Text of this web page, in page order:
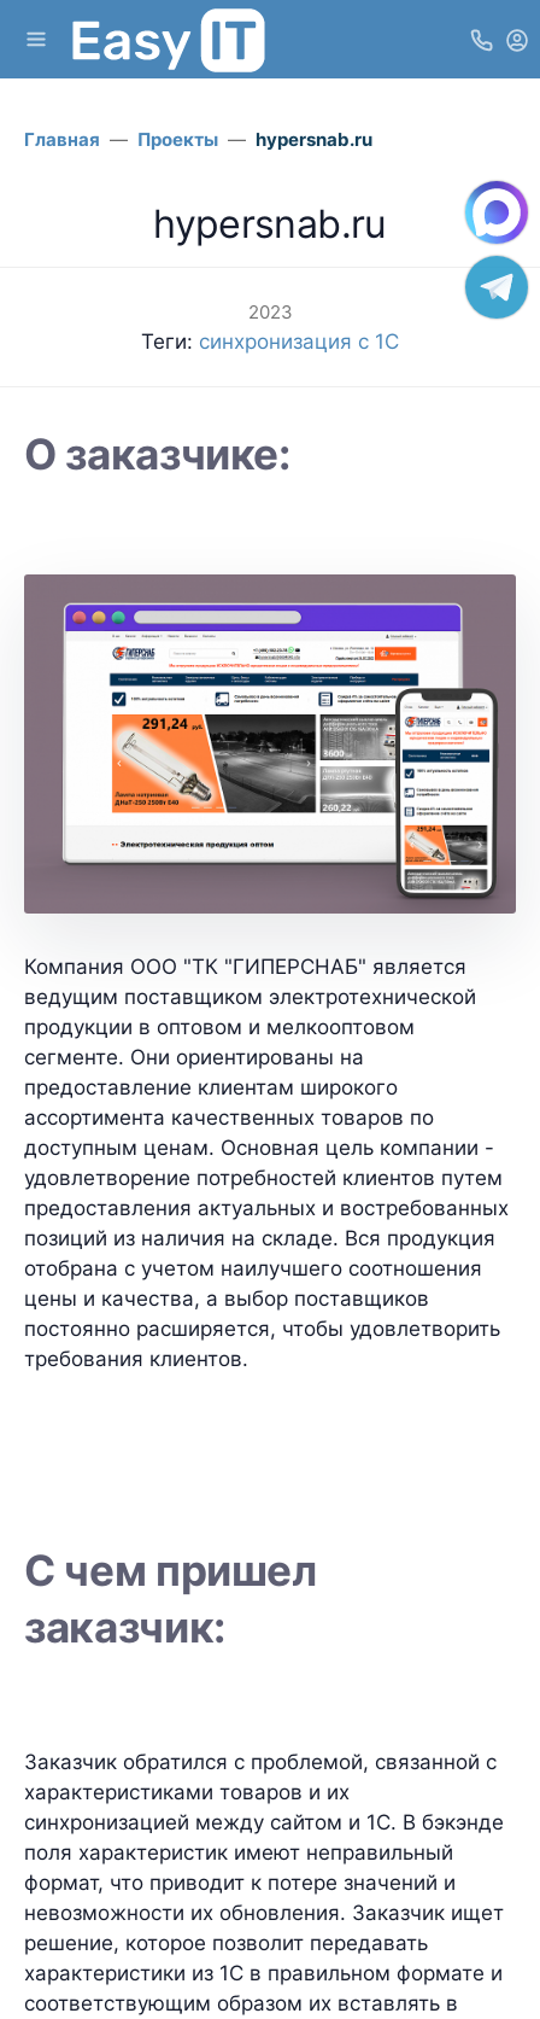
Главная Проекты hypersnab.ru
hypersnab.ru
2023
Теги: синхронизация с 1С
О заказчике:
Компания ООО "ТК "ГИПЕРСНАБ" является
ведущим поставщиком электротехнической
продукции в оптовом и мелкооптовом
сегменте. Они ориентированы на
предоставление клиентам широкого
ассортимента качественных товаров по
доступным ценам. Основная цель компании -
удовлетворение потребностей клиентов путем
предоставления актуальных и востребованных
позиций из наличия на складе. Вся продукция
отобрана с учетом наилучшего соотношения
цены и качества, а выбор поставщиков
постоянно расширяется, чтобы удовлетворить
требования клиентов.
С чем пришел
заказчик:
Заказчик обратился с проблемой, связанной с
характеристиками товаров и их
синхронизацией между сайтом и 1С. В бэкэнде
поля характеристик имеют неправильный
формат, что приводит к потере значений и
невозможности их обновления. Заказчик ищет
решение, которое позволит передавать
характеристики из 1С в правильном формате и
соответствующим образом их вставлять в